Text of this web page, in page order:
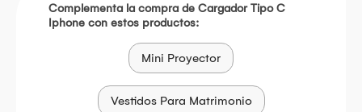
Complementa la compra de Cargador Tipo C
Iphone con estos productos:
Mini Proyector
Vestidos Para Matrimonio